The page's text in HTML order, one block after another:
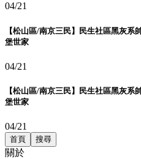
04/21
【松山區/南京三民】民生社區黑灰
堡世家
04/21
【松山區/南京三民】民生社區黑灰
堡世家
04/21
首頁 搜尋
關於